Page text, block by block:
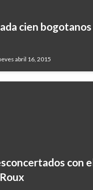
cien
abril 16, 2015
con